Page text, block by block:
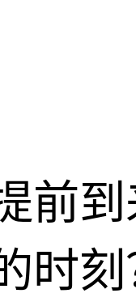
前
时